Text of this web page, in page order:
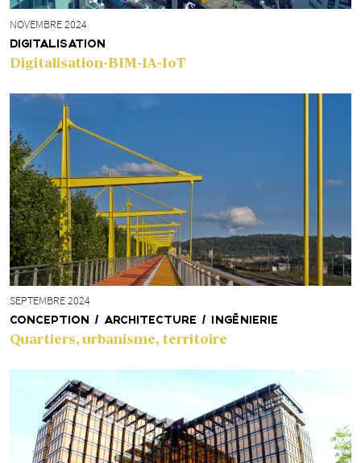
NOVEMBRE 2024
DIGITALISATION
Digitalisation-BIM-IA-IoT
SEPTEMBRE 2024
CONCEPTION / ARCHITECTURE / INGÉNIERIE
Quartiers, urbanisme, territoire